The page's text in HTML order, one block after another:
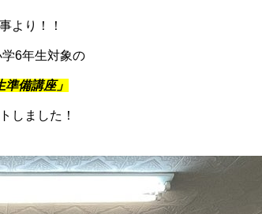
より！！
6年生対象の
準備講座」
しました！